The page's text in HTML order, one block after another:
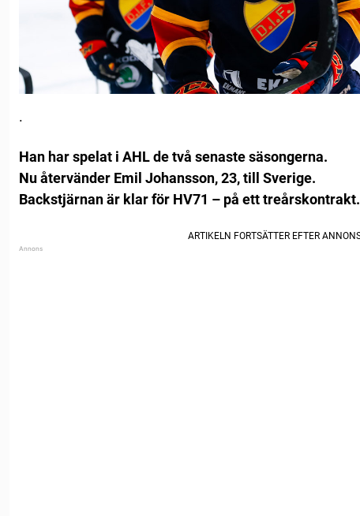
.
Han har spelat i AHL de två senaste säsongerna.
Nu återvänder Emil Johansson, 23, till Sverige.
Backstjärnan är klar för HV71 – på ett treårskontrakt.